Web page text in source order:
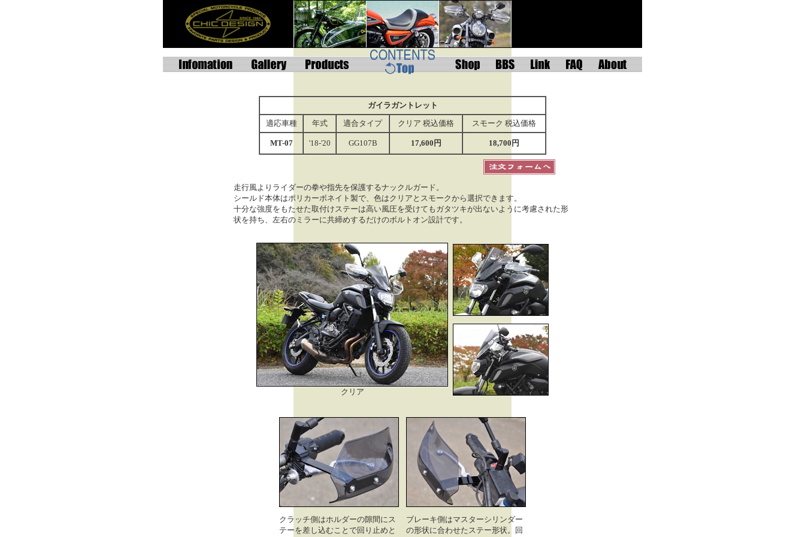
ガイラガントレット
適応車種
年式 適合タイプ クリア 税込価格 スモーク 税込価格
MT-07 '18-'20 GG107B 17,600円 18,700円
走行風よりライダーの拳や指先を保護するナックルガード。
シールド本体はポリカーボネイト製で、色はクリアとスモークから選択できます。
十分な強度をもたせた取付けステーは高い風圧を受けてもガタツキが出ないように考慮された形
状を持ち、 左右のミラーに共締めするだけのボルトオン設計です。
クリア
クラッチ側はホルダーの隙間にス
テーを差し込むことで回り止めと
ブレーキ側はマスターシリンダー
の形状に合わせたステー形状。回